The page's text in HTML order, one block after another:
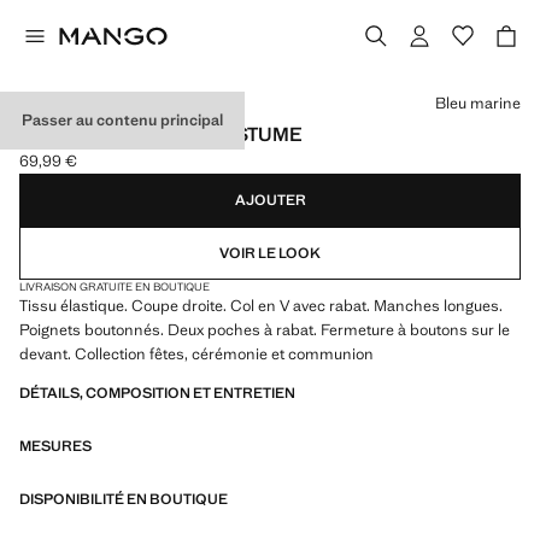
Passer au contenu principal
VESTE CLASSIQUE COSTUME
Prix actuel [69,99 € ]
69,99 €
Choisissez une couleur
Bleu marine
AJOUTER
VOIR LE LOOK
LIVRAISON GRATUITE EN BOUTIQUE
Tissu élastique. Coupe droite. Col en V avec rabat. Manches longues.
Poignets boutonnés. Deux poches à rabat. Fermeture à boutons sur le
devant. Collection fêtes, cérémonie et communion
DÉTAILS, COMPOSITION ET ENTRETIEN
MESURES
DISPONIBILITÉ EN BOUTIQUE